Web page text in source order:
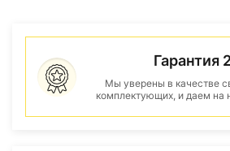
Гарантия
Мы уверены в качестве
комплектующих, и даем на